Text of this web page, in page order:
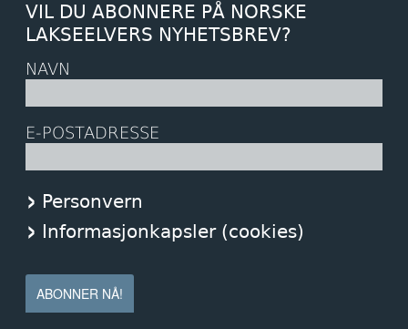
VIL DU ABONNERE PÅ NORSKE
LAKSEELVERS NYHETSBREV?
NAVN
E-POSTADRESSE
Personvern
Informasjonkapsler (cookies)